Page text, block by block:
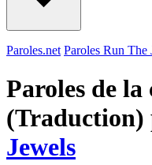
Paroles.net Paroles Run The
Paroles de
(Traduction)
Jewels